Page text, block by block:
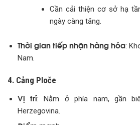
Cần cải thiện cơ sở hạ
ngày càng tăng.
Thời gian tiếp nhận hàng hóa:
Nam.
4. Cảng Ploče
Vị trí: Nằm ở phía nam, gần
Herzegovina.